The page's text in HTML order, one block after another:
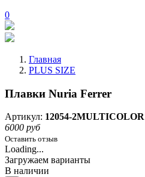
0
Главная
PLUS SIZE
Плавки Nuria Ferrer
Артикул: 12054-2MULTICOLOR
6000 руб
Оставить отзыв
Loading...
Загружаем варианты
В наличии